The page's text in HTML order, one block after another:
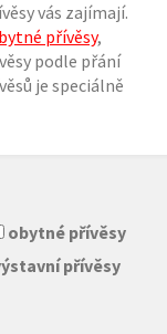
vás zajímají.
přívěsy,
podle přání
je speciálně
obytné přívěsy
přívěsy